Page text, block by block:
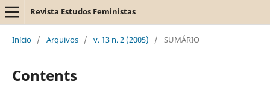
Revista Estudos Feministas
Início / Arquivos / v. 13 n. 2 (2005) / SUMÁRIO
Contents